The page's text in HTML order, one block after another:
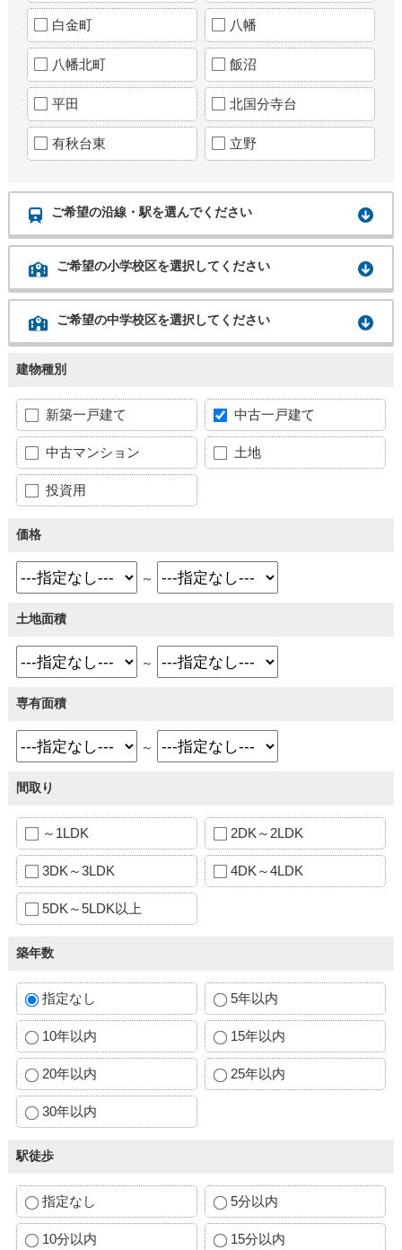
白金町 八幡
八幡北町 飯沼
平田 北国分寺台
有秋台東 立野
ご希望の沿線・駅を選んでください
ご希望の小学校区を選択してください
ご希望の中学校区を選択してください
建物種別
新築一戸建て 中古一戸建て
中古マンション 土地
投資用
価格
～
土地面積
～
専有面積
～
間取り
～1LDK 2DK～2LDK
3DK～3LDK 4DK～4LDK
5DK～5LDK以上
築年数
指定なし 5年以内
10年以内 15年以内
20年以内 25年以内
30年以内
駅徒歩
指定なし 5分以内
10分以内 15分以内